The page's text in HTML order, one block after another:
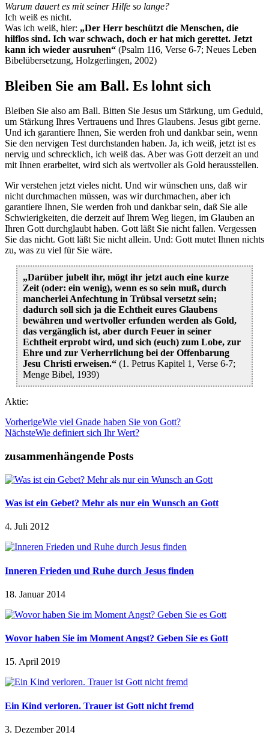
Warum dauert es mit seiner Hilfe so lange?
Ich weiß es nicht.
Was ich weiß, hier: „Der Herr beschützt die Menschen, die
hilflos sind. Ich war schwach, doch er hat mich gerettet. Jetzt
kann ich wieder ausruhen“ (Psalm 116, Verse 6-7; Neues Leben
Bibelübersetzung, Holzgerlingen, 2002)
Bleiben Sie am Ball. Es lohnt sich
Bleiben Sie also am Ball. Bitten Sie Jesus um Stärkung, um Geduld,
um Stärkung Ihres Vertrauens und Ihres Glaubens. Jesus gibt gerne.
Und ich garantiere Ihnen, Sie werden froh und dankbar sein, wenn
Sie den nervigen Test durchstanden haben. Ja, ich weiß, jetzt ist es
nervig und schrecklich, ich weiß das. Aber was Gott derzeit an und
mit Ihnen erarbeitet, wird sich als wertvoller als Gold herausstellen.
Wir verstehen jetzt vieles nicht. Und wir wünschen uns, daß wir
nicht durchmachen müssen, was wir durchmachen, aber ich
garantiere Ihnen, Sie werden froh und dankbar sein, daß Sie alle
Schwierigkeiten, die derzeit auf Ihrem Weg liegen, im Glauben an
Ihren Gott durchglaubt haben. Gott läßt Sie nicht fallen. Vergessen
Sie das nicht. Gott läßt Sie nicht allein. Und: Gott mutet Ihnen nichts
zu, was zu viel für Sie wäre.
„Darüber jubelt ihr, mögt ihr jetzt auch eine kurze
Zeit (oder: ein wenig), wenn es so sein muß, durch
mancherlei Anfechtung in Trübsal versetzt sein;
dadurch soll sich ja die Echtheit eures Glaubens
bewähren und wertvoller erfunden werden als Gold,
das vergänglich ist, aber durch Feuer in seiner
Echtheit erprobt wird, und sich (euch) zum Lobe, zur
Ehre und zur Verherrlichung bei der Offenbarung
Jesu Christi erweisen.“(1. Petrus Kapitel 1, Verse 6-7;
Menge Bibel, 1939)
Aktie:
VorherigeWie viel Gnade haben Sie von Gott?
NächsteWie definiert sich Ihr Wert?
zusammenhängende Posts
Was ist ein Gebet? Mehr als nur ein Wunsch an Gott
4. Juli 2012
Inneren Frieden und Ruhe durch Jesus finden
18. Januar 2014
Wovor haben Sie im Moment Angst? Geben Sie es Gott
15. April 2019
Ein Kind verloren. Trauer ist Gott nicht fremd
3. Dezember 2014